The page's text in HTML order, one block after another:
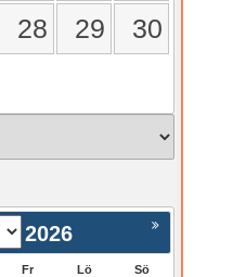
28 29
30
Nästa >
2026
Fr Lö Sö